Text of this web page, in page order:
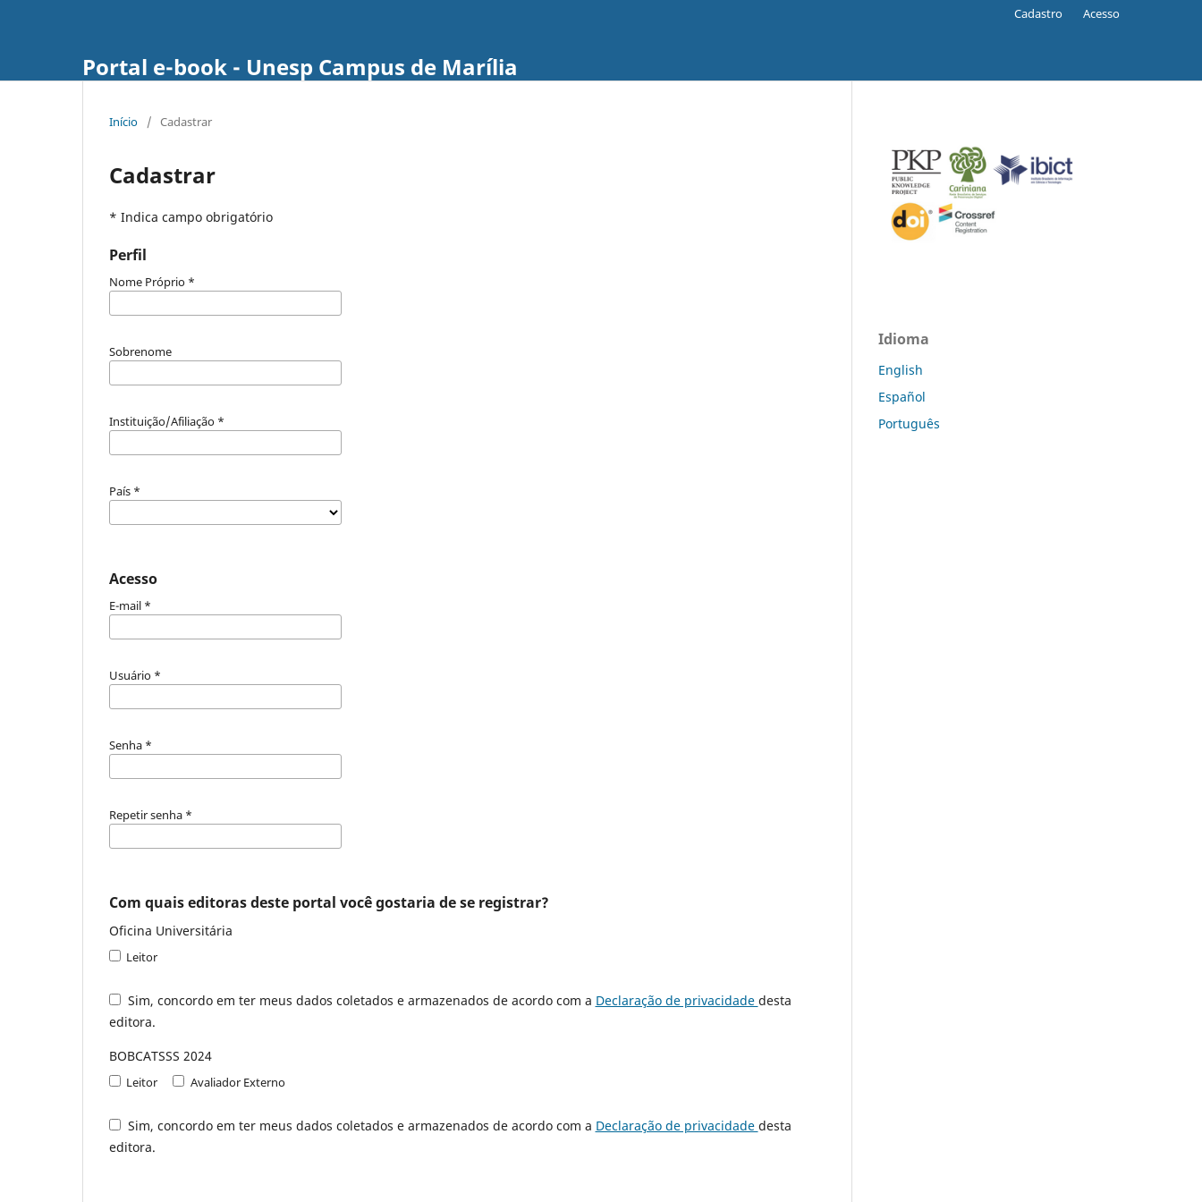
Portal e-book - Unesp Campus de Marília
Cadastro Acesso
Início / Cadastrar
Cadastrar
* Indica campo obrigatório
Perfil
Nome Próprio *
Sobrenome
Instituição/Afiliação *
País *
Acesso
E-mail *
Usuário *
Senha *
Repetir senha *
Com quais editoras deste portal você gostaria de se registrar?
Oficina Universitária
Leitor
Sim, concordo em ter meus dados coletados e armazenados de acordo com a Declaração de privacidade desta
editora.
BOBCATSSS 2024
Leitor Avaliador Externo
Sim, concordo em ter meus dados coletados e armazenados de acordo com a Declaração de privacidade desta
editora.
Idioma
English
Español
Português